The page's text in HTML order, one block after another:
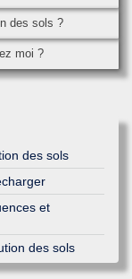
des sols ?
moi ?
des sols
et
des sols